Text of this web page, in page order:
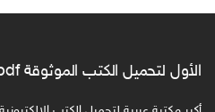
الأول لتحميل الكتب الموثوقة pdf مجانا